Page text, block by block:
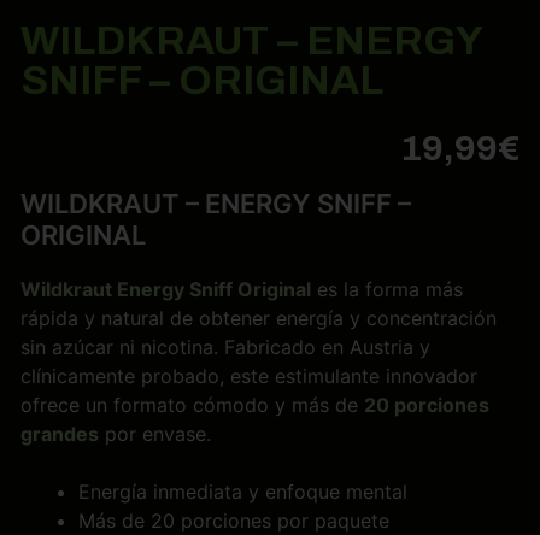
WILDKRAUT – ENERGY
SNIFF – ORIGINAL
19,99€
WILDKRAUT – ENERGY SNIFF –
ORIGINAL
Wildkraut Energy Sniff Original es la forma más
rápida y natural de obtener energía y concentración
sin azúcar ni nicotina. Fabricado en Austria y
clínicamente probado, este estimulante innovador
ofrece un formato cómodo y más de 20 porciones
grandes por envase.
Energía inmediata y enfoque mental
Más de 20 porciones por paquete